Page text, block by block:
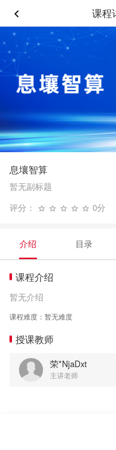
课程
息壤智算
暂无副标题
评分：
0分
介绍 目录
课程介绍
暂无介绍
课程难度：暂无难度
授课教师
荣*NjaDxt
主讲老师